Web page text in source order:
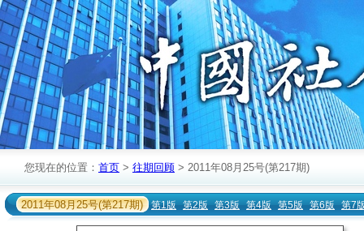
您现在的位置： 首页 > 往期回顾 > 2011年08月25号(第217期)
2011年08月25号(第217期) 第1版 第2版 第3版 第4版 第5版 第6版 第7